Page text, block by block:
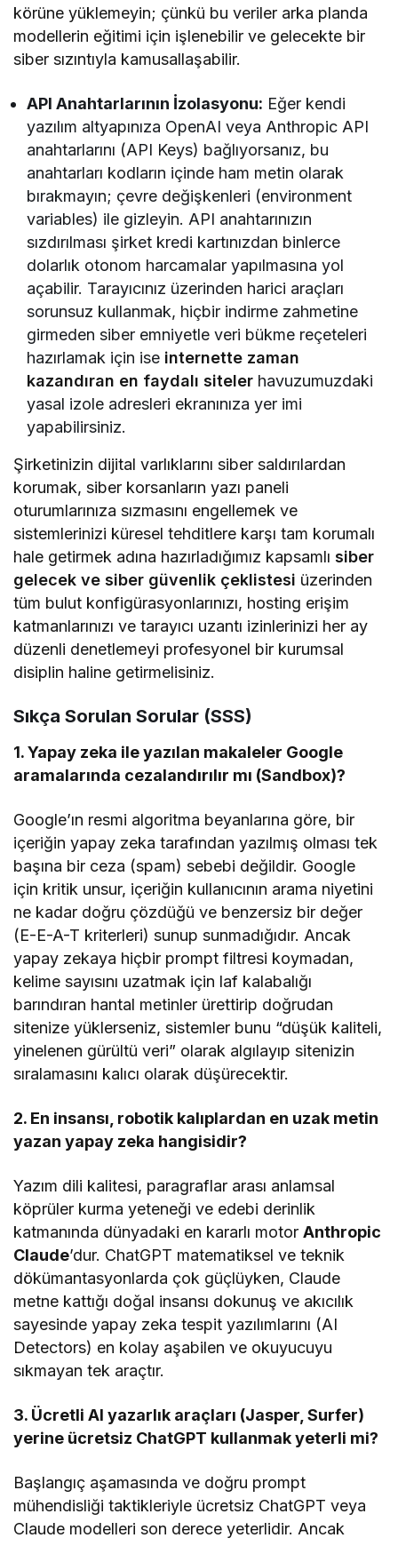
körüne yüklemeyin; çünkü bu veriler arka planda
modellerin eğitimi için işlenebilir ve gelecekte bir
siber sızıntıyla kamusallaşabilir.
API Anahtarlarının İzolasyonu: Eğer kendi
yazılım altyapınıza OpenAI veya Anthropic API
anahtarlarını (API Keys) bağlıyorsanız, bu
anahtarları kodların içinde ham metin olarak
bırakmayın; çevre değişkenleri (environment
variables) ile gizleyin. API anahtarınızın
sızdırılması şirket kredi kartınızdan binlerce
dolarlık otonom harcamalar yapılmasına yol
açabilir. Tarayıcınız üzerinden harici araçları
sorunsuz kullanmak, hiçbir indirme zahmetine
girmeden siber emniyetle veri bükme reçeteleri
hazırlamak için ise internette zaman
kazandıran en faydalı siteler havuzumuzdaki
yasal izole adresleri ekranınıza yer imi
yapabilirsiniz.
Şirketinizin dijital varlıklarını siber saldırılardan
korumak, siber korsanların yazı paneli
oturumlarınıza sızmasını engellemek ve
sistemlerinizi küresel tehditlere karşı tam korumalı
hale getirmek adına hazırladığımız kapsamlısiber
gelecek ve siber güvenlik çeklistesi üzerinden
tüm bulut konfigürasyonlarınızı, hosting erişim
katmanlarınızı ve tarayıcı uzantı izinlerinizi her ay
düzenli denetlemeyi profesyonel bir kurumsal
disiplin haline getirmelisiniz.
Sıkça Sorulan Sorular (SSS)
1. Yapay zeka ile yazılan makaleler Google
aramalarında cezalandırılır mı (Sandbox)?
Google’ın resmi algoritma beyanlarına göre, bir
içeriğin yapay zeka tarafından yazılmış olması tek
başına bir ceza (spam) sebebi değildir. Google
için kritik unsur, içeriğin kullanıcının arama niyetini
ne kadar doğru çözdüğü ve benzersiz bir değer
(E-E-A-T kriterleri) sunup sunmadığıdır. Ancak
yapay zekaya hiçbir prompt filtresi koymadan,
kelime sayısını uzatmak için laf kalabalığı
barındıran hantal metinler ürettirip doğrudan
sitenize yüklerseniz, sistemler bunu “düşük kaliteli,
yinelenen gürültü veri” olarak algılayıp sitenizin
sıralamasını kalıcı olarak düşürecektir.
2. En insansı, robotik kalıplardan en uzak metin
yazan yapay zeka hangisidir?
Yazım dili kalitesi, paragraflar arası anlamsal
köprüler kurma yeteneği ve edebi derinlik
katmanında dünyadaki en kararlı motorAnthropic
Claude’dur. ChatGPT matematiksel ve teknik
dökümantasyonlarda çok güçlüyken, Claude
metne kattığı doğal insansı dokunuş ve akıcılık
sayesinde yapay zeka tespit yazılımlarını (AI
Detectors) en kolay aşabilen ve okuyucuyu
sıkmayan tek araçtır.
3. Ücretli AI yazarlık araçları (Jasper, Surfer)
yerine ücretsiz ChatGPT kullanmak yeterli mi?
Başlangıç aşamasında ve doğru prompt
mühendisliği taktikleriyle ücretsiz ChatGPT veya
Claude modelleri son derece yeterlidir. Ancak